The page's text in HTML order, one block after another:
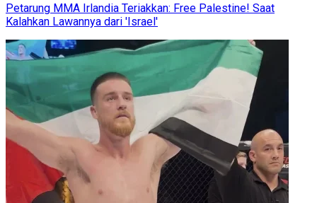
Petarung MMA Irlandia Teriakkan: Free Palestine! Saat
Kalahkan Lawannya dari 'Israel'